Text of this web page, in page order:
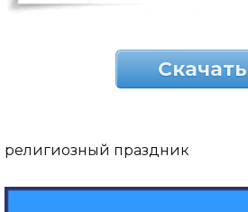
Скачать
религиозный праздник